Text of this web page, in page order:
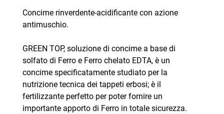
Concime rinverdente-acidificante con azione
antimuschio.
GREEN TOP, soluzione di concime a base di
solfato di Ferro e Ferro chelato EDTA, è un
concime specificatamente studiato per la
nutrizione tecnica dei tappeti erbosi; è il
fertilizzante perfetto per poter fornire un
importante apporto di Ferro in totale sicurezza.